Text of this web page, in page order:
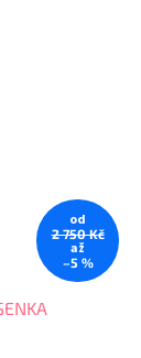
od
2 750 Kč
až
–5 %